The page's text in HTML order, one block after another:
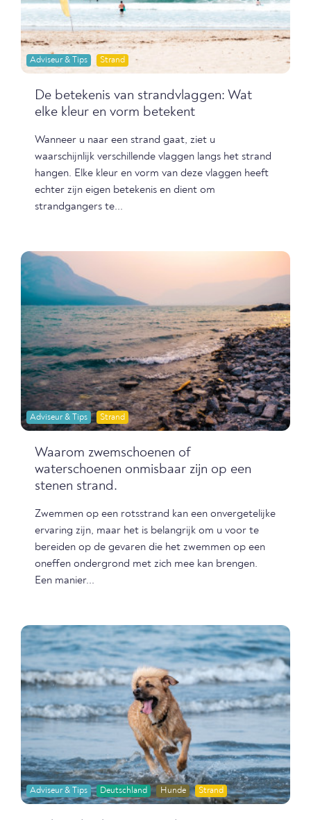
Adviseur & Tips Strand
De betekenis van strandvlaggen: Wat
elke kleur en vorm betekent
Wanneer u naar een strand gaat, ziet u
waarschijnlijk verschillende vlaggen langs het strand
hangen. Elke kleur en vorm van deze vlaggen heeft
echter zijn eigen betekenis en dient om
strandgangers te...
Adviseur & Tips Strand
Waarom zwemschoenen of
waterschoenen onmisbaar zijn op een
stenen strand.
Zwemmen op een rotsstrand kan een onvergetelijke
ervaring zijn, maar het is belangrijk om u voor te
bereiden op de gevaren die het zwemmen op een
oneffen ondergrond met zich mee kan brengen.
Een manier...
Adviseur & Tips Deutschland Hunde Strand